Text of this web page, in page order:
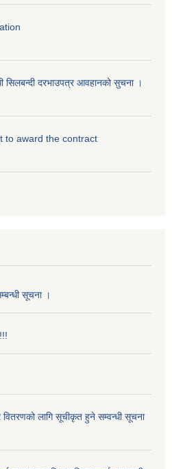
सिलबन्दी दरभाउपत्र आवहानको सुचना ।
to award the contract
सूचना ।
वितरणको लागि सूचीकृत हुने सम्वन्धी सूचना